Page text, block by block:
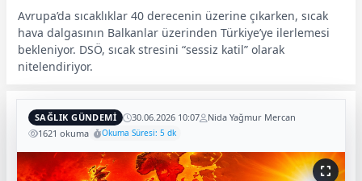
Avrupa’da sıcaklıklar 40 derecenin üzerine çıkarken, sıcak
hava dalgasının Balkanlar üzerinden Türkiye’ye ilerlemesi
bekleniyor. DSÖ, sıcak stresini “sessiz katil” olarak
nitelendiriyor.
SAĞLIK GÜNDEMİ 30.06.2026 10:07
Nida Yağmur Mercan
1621 okuma
Okuma Süresi: 5 dk